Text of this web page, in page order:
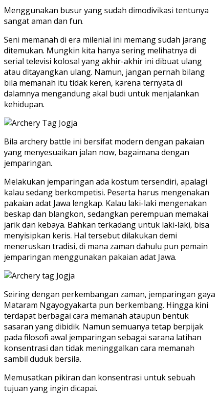
Menggunakan busur yang sudah dimodivikasi tentunya
sangat aman dan fun.
Seni memanah di era milenial ini memang sudah jarang
ditemukan. Mungkin kita hanya sering melihatnya di
serial televisi kolosal yang akhir-akhir ini dibuat ulang
atau ditayangkan ulang. Namun, jangan pernah bilang
bila memanah itu tidak keren, karena ternyata di
dalamnya mengandung akal budi untuk menjalankan
kehidupan.
Bila archery battle ini bersifat modern dengan pakaian
yang menyesuaikan jalan now, bagaimana dengan
jemparingan.
Melakukan jemparingan ada kostum tersendiri, apalagi
kalau sedang berkompetisi. Peserta harus mengenakan
pakaian adat Jawa lengkap. Kalau laki-laki mengenakan
beskap dan blangkon, sedangkan perempuan memakai
jarik dan kebaya. Bahkan terkadang untuk laki-laki, bisa
menyisipkan keris. Hal tersebut dilakukan demi
meneruskan tradisi, di mana zaman dahulu pun pemain
jemparingan menggunakan pakaian adat Jawa.
Seiring dengan perkembangan zaman, jemparingan gaya
Mataram Ngayogyakarta pun berkembang. Hingga kini
terdapat berbagai cara memanah ataupun bentuk
sasaran yang dibidik. Namun semuanya tetap berpijak
pada filosofi awal jemparingan sebagai sarana latihan
konsentrasi dan tidak meninggalkan cara memanah
sambil duduk bersila.
Memusatkan pikiran dan konsentrasi untuk sebuah
tujuan yang ingin dicapai.